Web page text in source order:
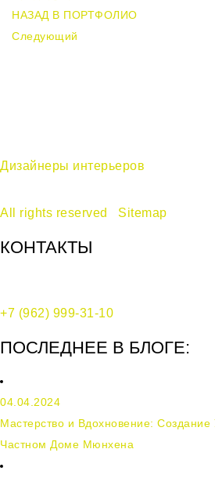
НАЗАД В ПОРТФОЛИО
Следующий
Дизайнеры интерьеров
All rights reserved
Sitemap
КОНТАКТЫ
+7 (962) 999-31-10
ПОСЛЕДНЕЕ В БЛОГЕ:
04.04.2024
Мастерство и Вдохновение: Создание
Частном Доме Мюнхена